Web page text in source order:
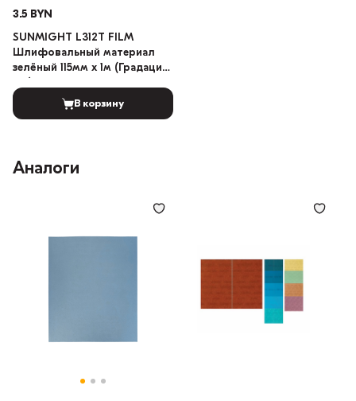
3.5 BYN
SUNMIGHT L312T FILM
Шлифовальный материал
зелёный 115мм x 1м (Градация:
В корзину
Аналоги